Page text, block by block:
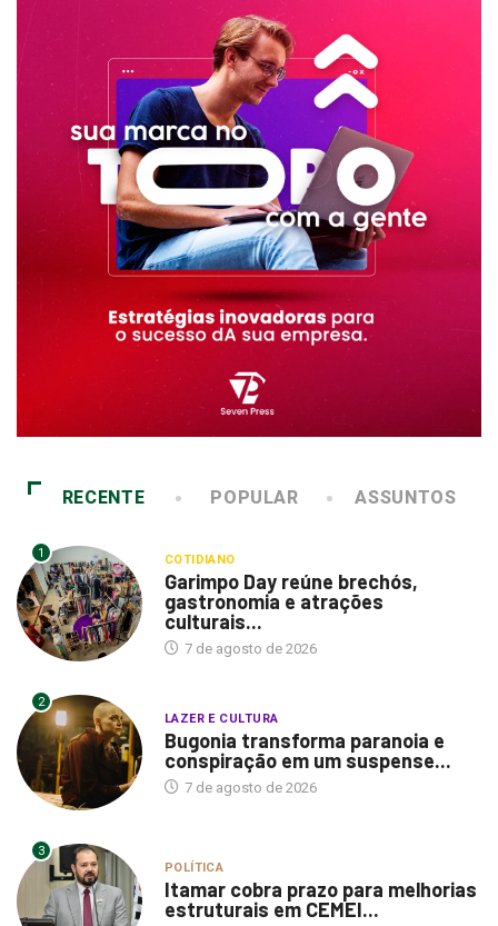
RECENTE POPULAR ASSUNTOS
1 COTIDIANO
Garimpo Day reúne brechós,
gastronomia e atrações
culturais...
7 de agosto de 2026
2
LAZER E CULTURA
Bugonia transforma paranoia e
conspiração em um suspense...
7 de agosto de 2026
3
POLÍTICA
Itamar cobra prazo para melhorias
estruturais em CEMEI...